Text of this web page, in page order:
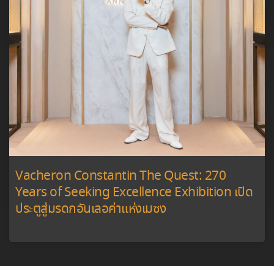
Vacheron Constantin The Quest: 270
Years of Seeking Excellence Exhibition เปิด
ประตูสู่มรดกอันเลอค่าแห่งเมซง